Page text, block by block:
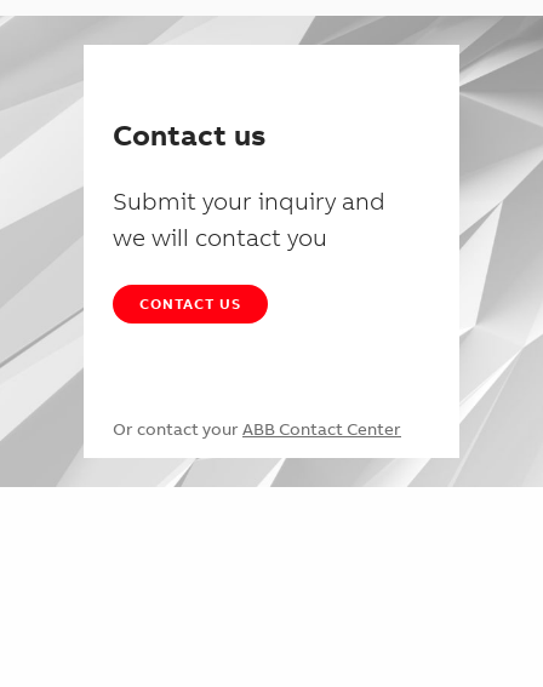
Contact us
Submit your inquiry and
we will contact you
CONTACT US
Or contact your ABB Contact Center